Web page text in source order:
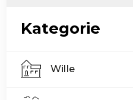
Kategorie
Wille